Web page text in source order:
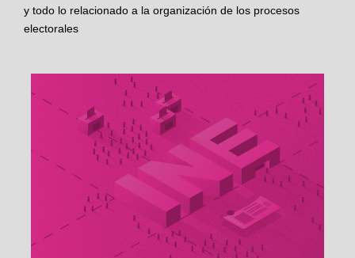
y todo lo relacionado a la organización de los procesos
electorales